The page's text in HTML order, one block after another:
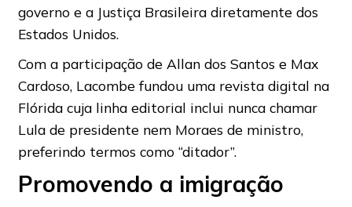
governo e a Justiça Brasileira diretamente dos
Estados Unidos.
Com a participação de Allan dos Santos e Max
Cardoso, Lacombe fundou uma revista digital na
Flórida cuja linha editorial inclui nunca chamar
Lula de presidente nem Moraes de ministro,
preferindo termos como “ditador”.
Promovendo a imigração